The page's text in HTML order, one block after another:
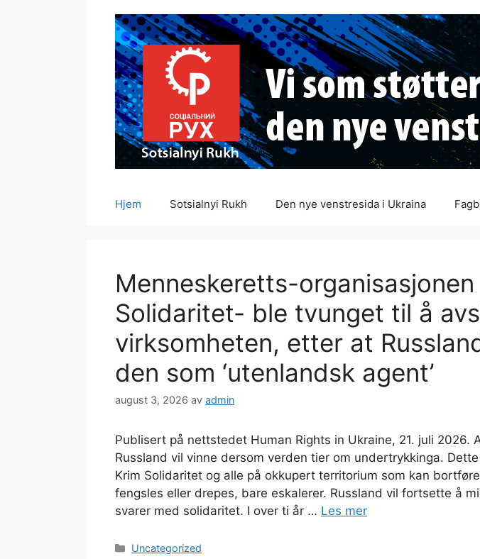
Hjem Sotsialnyi Rukh Den nye venstresida i Ukraina
Menneskeretts-organisasjonen
Solidaritet- ble tvunget til å
virksomheten, etter at
den som ‘utenlandsk agent’
august 3, 2026 av admin
Publisert på nettstedet Human Rights in Ukraine, 21. juli 2026.
Russland vil vinne dersom verden tier om undertrykkinga.
Krim Solidaritet og alle på okkupert territorium som kan
fengsles eller drepes, bare eskalerer. Russland vil fortsette å
svarer med solidaritet. I over ti år … Les mer
Kategorier
Uncategorized